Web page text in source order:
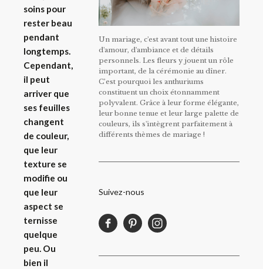
soins pour
rester beau
pendant
longtemps.
Cependant,
il peut
arriver que
ses feuilles
changent
de couleur,
que leur
texture se
modifie ou
que leur
aspect se
ternisse
quelque
peu. Ou
bien il
Un mariage, c'est avant tout une histoire
d'amour, d'ambiance et de détails
personnels. Les fleurs y jouent un rôle
important, de la cérémonie au dîner.
C’est pourquoi les anthuriums
constituent un choix étonnamment
polyvalent. Grâce à leur forme élégante,
leur bonne tenue et leur large palette de
couleurs, ils s'intègrent parfaitement à
différents thèmes de mariage !
Suivez-nous